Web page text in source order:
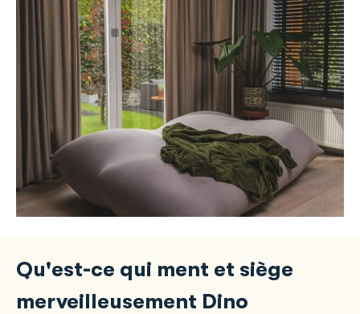
Qu'est-ce qui ment et siège
merveilleusement Dino